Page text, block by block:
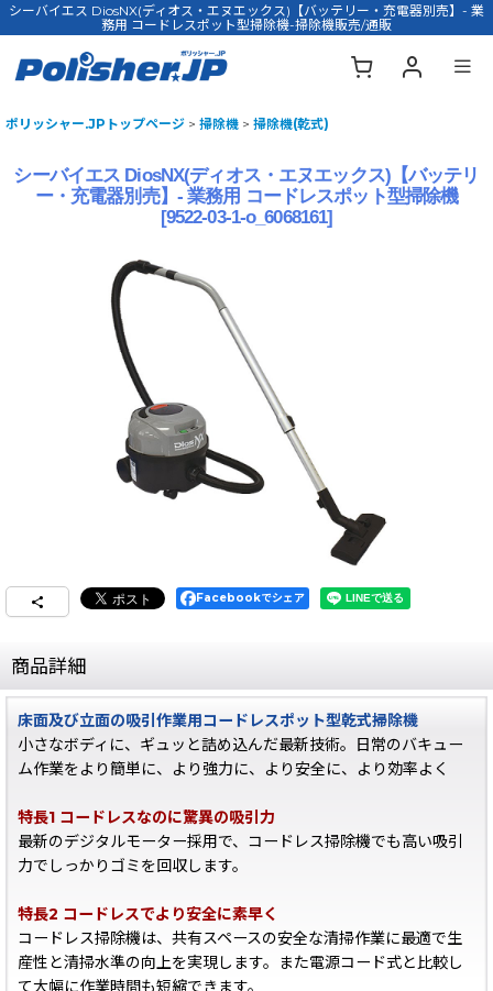
シーバイエス DiosNX(ディオス・エヌエックス)【バッテリー・充電器別売】- 業
務用 コードレスポット型掃除機-掃除機販売/通販
ポリッシャー.JPトップページ > 掃除機 > 掃除機(乾式)
シーバイエス DiosNX(ディオス・エヌエックス)【バッテリ
ー・充電器別売】- 業務用 コードレスポット型掃除機
[9522-03-1-o_6068161]
Facebookでシェア
商品詳細
床面及び立面の吸引作業用コードレスポット型乾式掃除機
小さなボディに、ギュッと詰め込んだ最新技術。日常のバキュー
ム作業をより簡単に、より強力に、より安全に、より効率よく
特長1 コードレスなのに驚異の吸引力
最新のデジタルモーター採用で、コードレス掃除機でも高い吸引
力でしっかりゴミを回収します。
特長2 コードレスでより安全に素早く
コードレス掃除機は、共有スペースの安全な清掃作業に最適で生
産性と清掃水準の向上を実現します。また電源コード式と比較し
て大幅に作業時間も短縮できます。